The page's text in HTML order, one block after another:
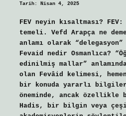
Tarih: Nisan 4, 2025
FEV neyin kısaltması?
temeli. Vefd Arapça ne
anlamı olarak
Fevaid nedir Osmanlıca?
edinilmiş mallar”
olan Fevâid kelimesi,
bir konuda yararlı
öneminde, ancak özellikle
Hadis, bir bilgin veya